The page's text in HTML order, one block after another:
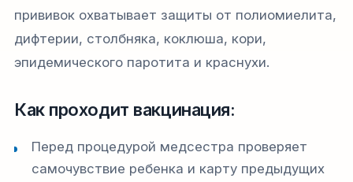
прививок охватывает защиты от полиомиелита,
дифтерии, столбняка, коклюша, кори,
эпидемического паротита и краснухи.
Как проходит вакцинация:
Перед процедурой медсестра проверяет
самочувствие ребенка и карту предыдущих